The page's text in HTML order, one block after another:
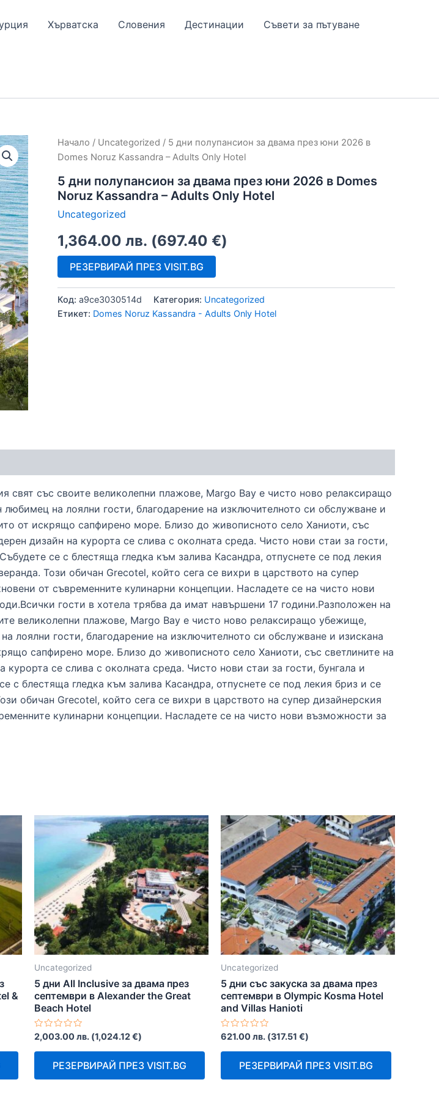
Хърватска Словения Дестинации Съвети за пътуване
Начало / Uncategorized / 5 дни полупансион за двама през юни 2026 в
Domes Noruz Kassandra – Adults Only Hotel
5 дни полупансион за двама през юни 2026 в Domes
Noruz Kassandra – Adults Only Hotel
Uncategorized
1,364.00 лв. (697.40 €)
РЕЗЕРВИРАЙ ПРЕЗ VISIT.BG
Код: a9ce3030514d Категория: Uncategorized
Етикет: Domes Noruz Kassandra - Adults Only Hotel
свят със своите великолепни плажове, Margo Bay е чисто ново релаксиращо
на лоялни гости, благодарение на изключителното си обслужване и
от искрящо сапфирено море. Близо до живописното село Ханиоти, със
дизайн на курорта се слива с околната среда. Чисто нови стаи за гости,
се с блестяща гледка към залива Касандра, отпуснете се под лекия
Този обичан Grecotel, който сега се вихри в царството на супер
от съвременните кулинарни концепции. Насладете се на чисто нови
гости в хотела трябва да имат навършени 17 години.Разположен на
великолепни плажове, Margo Bay е чисто ново релаксиращо убежище,
лоялни гости, благодарение на изключителното си обслужване и изискана
сапфирено море. Близо до живописното село Ханиоти, със светлините на
се слива с околната среда. Чисто нови стаи за гости, бунгала и
с блестяща гледка към залива Касандра, отпуснете се под лекия бриз и се
обичан Grecotel, който сега се вихри в царството на супер дизайнерския
кулинарни концепции. Насладете се на чисто нови възможности за
&
Uncategorized
5 дни All Inclusive за двама през
септември в Alexander the Great
Beach Hotel
Оценено
0
2,003.00лв. (1,024.12€)
РЕЗЕРВИРАЙ ПРЕЗ VISIT.BG
Uncategorized
5 дни със закуска за двама през
септември в Olympic Kosma Hotel
and Villas Hanioti
Оценено
0
621.00лв. (317.51 €)
РЕЗЕРВИРАЙ ПРЕЗ VISIT.BG